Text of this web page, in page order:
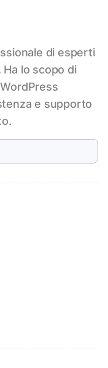
di esperti
Ha lo scopo di
e supporto